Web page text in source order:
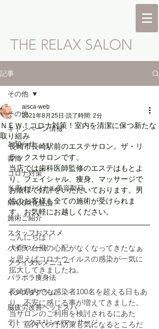
記事
その他
キャンペーン情報
お知らせ
書簡
コロナ対策
当店オリジナル美容製品
MAJOR化粧品
施術ご紹介
スタッフおススメ
パイラソード
ブライダルメニュー
パラボラ痩身法
インスタグラム
脳疲労改善ヘッドスパ
デトックスリンパマッサージ
その他
ＮＥＷ！コロナ対策！室内を清潔に保つ新たな
取り組み
aisca-web
2021年8月25日 読了時間: 2分
長崎市長崎駅前のエステサロン。ザ・リ
ラックスサロンです。
当店では歯科医師監修のエステはもとよ
り、フェイシャル、痩身、マッサージで
お陰様で好評をいただいております。男
性のお客様も全ての施術が受けられま
す。お気軽にお越しください。
こんにちは！
大雨や台風の心配がなくなってきたなぁ
と思えばコロナウイルスの感染が一気に
拡大してきましたね。
長崎県内でも感染者100名を超える日もあ
り、不安に感じる事が増えてきました。
当サロンのご利用を検討されるにあた
り、店内での予防策も気になるところだ